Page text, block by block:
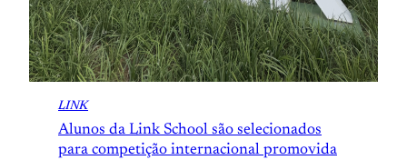
LINK
Alunos da Link School são selecionados
para competição internacional promovida